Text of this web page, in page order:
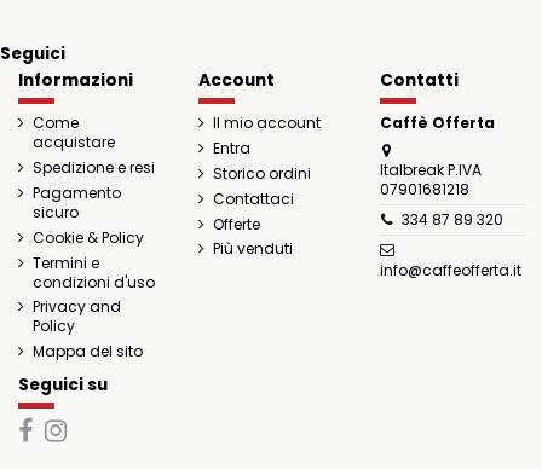
Seguici
Informazioni
Come
acquistare
Spedizione e resi
Pagamento
sicuro
Cookie & Policy
Termini e
condizioni d'uso
Privacy and
Policy
Mappa del sito
Account
Il mio account
Entra
Storico ordini
Contattaci
Offerte
Più venduti
Contatti
Caffè Offerta
Italbreak P.IVA
07901681218
334 87 89 320
info@caffeofferta.it
Seguici su